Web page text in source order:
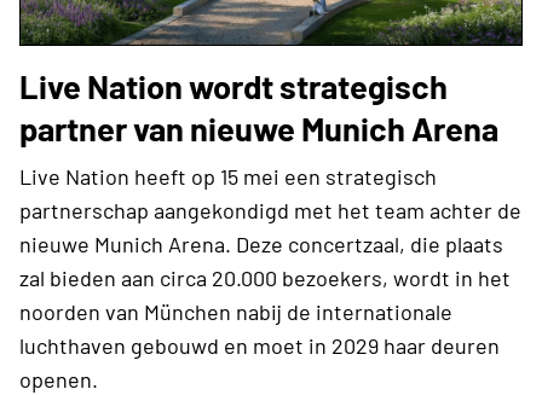
Live Nation wordt strategisch
partner van nieuwe Munich Arena
Live Nation heeft op 15 mei een strategisch
partnerschap aangekondigd met het team achter de
nieuwe Munich Arena. Deze concertzaal, die plaats
zal bieden aan circa 20.000 bezoekers, wordt in het
noorden van München nabij de internationale
luchthaven gebouwd en moet in 2029 haar deuren
openen.